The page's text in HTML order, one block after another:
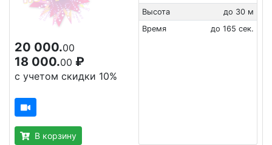
20 000.00
18 000.00 ₽
с учетом скидки 10%
В корзину
Высота
до 30 м
Время
до 165 сек.